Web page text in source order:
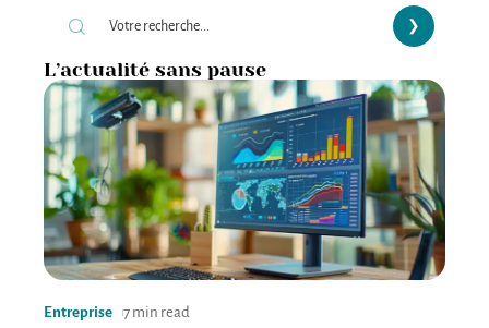
L’actualité sans pause
Entreprise 7 min read